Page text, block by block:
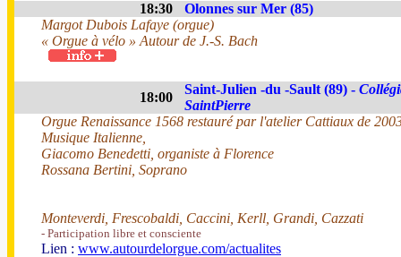
18:30
Olonnes sur Mer (85)
Margot Dubois Lafaye (orgue)
« Orgue à vélo » Autour de J.-S. Bach
18:00
Saint-Julien -du -Sault (89) -
SaintPierre
Orgue Renaissance 1568 restauré par l'atelier Cattiaux de
Musique Italienne,
Giacomo Benedetti, organiste à Florence
Rossana Bertini, Soprano
Monteverdi, Frescobaldi, Caccini, Kerll, Grandi, Cazzati
- Participation libre et consciente
Lien : www.autourdelorgue.com/actualites